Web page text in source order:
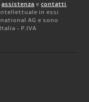
assistenza e contatti.
in essi
AG e sono
- P.IVA